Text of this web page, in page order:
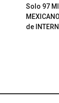
Solo 97
de